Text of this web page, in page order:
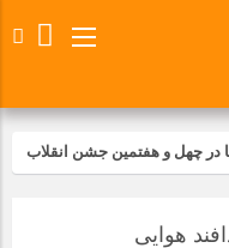
در چهل و هفتمین جشن انقلاب
آرمان های رهبر کبیر و فقید
هوایی